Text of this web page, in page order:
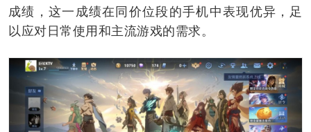
成绩，这一成绩在同价位段的手机中表现优异，足
以应对日常使用和主流游戏的需求。